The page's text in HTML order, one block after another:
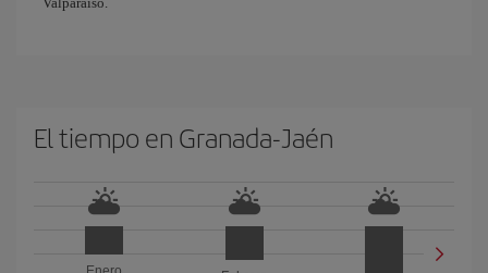
El tiempo en Granada-Jaén